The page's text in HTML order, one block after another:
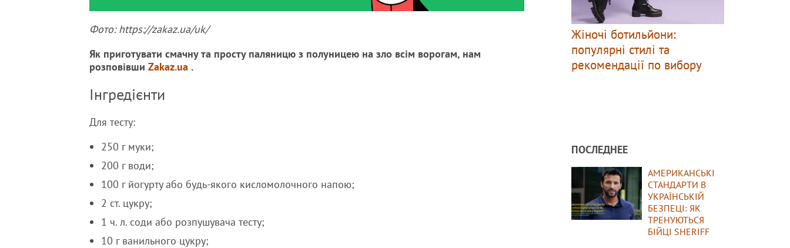
Фото: https://zakaz.ua/uk/
Як приготувати смачну та просту паляницю з полуницею на зло всім ворогам, нам
розповівши Zakaz.ua .
Інгредієнти
Для тесту:
250 г муки;
200 г води;
100 г йогурту або будь-якого кисломолочного напою;
2 ст. цукру;
1 ч. л. соди або розпушувача тесту;
10 г ванильного цукру;
Жіночі ботильйони:
популярні стилі та
рекомендації по вибору
ПОСЛЕДНЕЕ
АМЕРИКАНСЬКІ
СТАНДАРТИ В
УКРАЇНСЬКІЙ
БЕЗПЕЦІ: ЯК
ТРЕНУЮТЬСЯ
БІЙЦІ SHERIFF